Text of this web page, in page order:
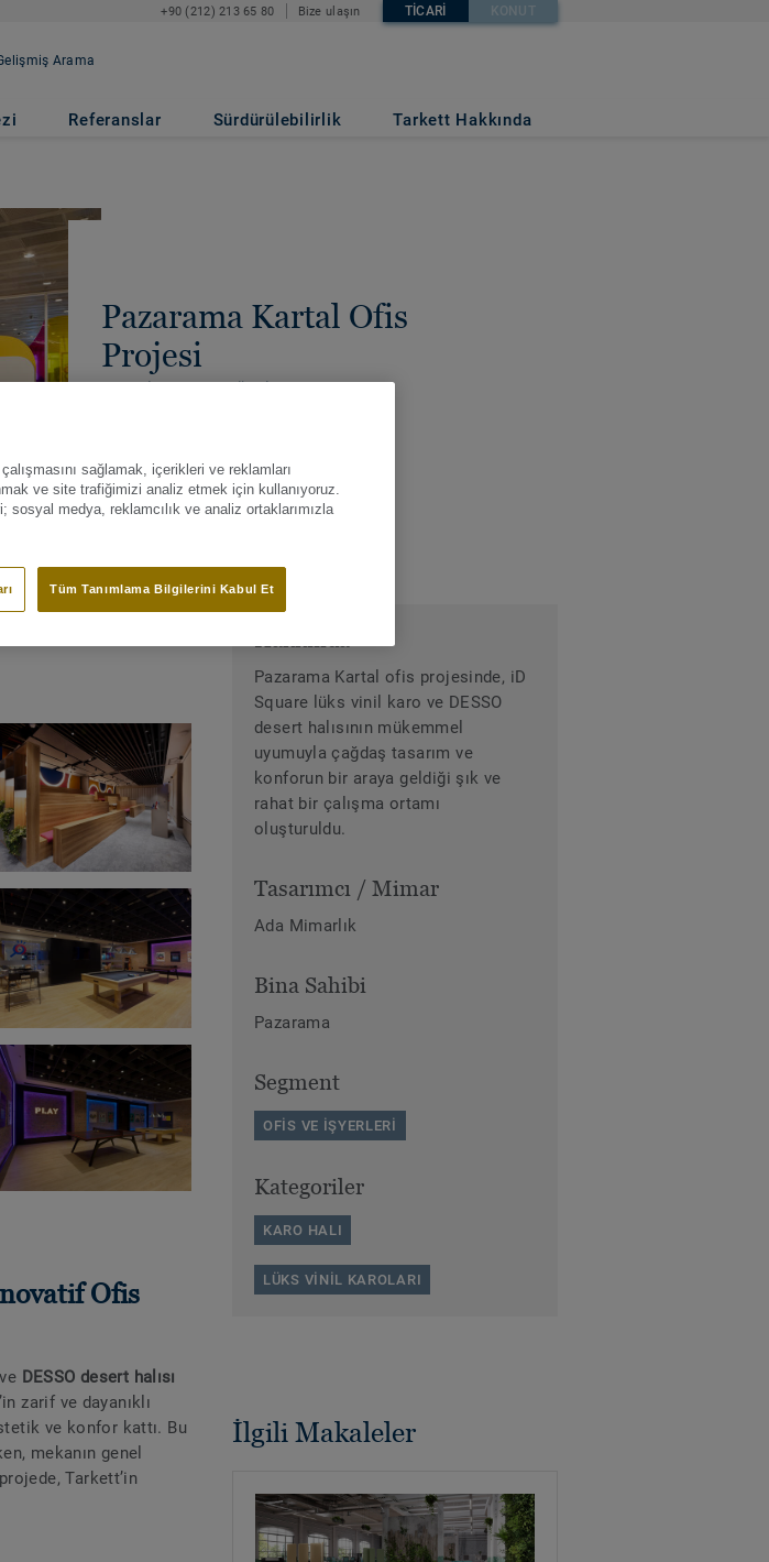
+90 (212) 213 65 80 Bize ulaşın TICARI KONUT
Arama
Referanslar Sürdürülebilirlik Tarkett Hakkında
Pazarama Kartal Ofis
Projesi
Ofis
DESSO desert halısı
zarif ve dayanıklı
ve konfor kattı. Bu
mekanın genel
Tarkett’in
Pazarama Kartal ofis projesinde, iD
Square lüks vinil karo ve DESSO
desert halısının mükemmel
uyumuyla çağdaş tasarım ve
konforun bir araya geldiği şık ve
rahat bir çalışma ortamı
oluşturuldu.
Tasarımcı / Mimar
Ada Mimarlık
Bina Sahibi
Pazarama
Segment
OFİS VE İŞYERLERİ
Kategoriler
KARO HALI
LÜKS VİNİL KAROLARI
İlgili Makaleler
sağlamak, içerikleri ve reklamları
ve site trafiğimizi analiz etmek için kullanıyoruz.
sosyal medya, reklamcılık ve analiz ortaklarımızla
Tüm Tanımlama Bilgilerini Kabul Et